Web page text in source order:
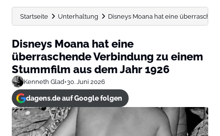
Startseite Unterhaltung Disneys Moana hat eine
Disneys Moana hat eine
überraschende Verbindung zu einem
Stummfilm aus dem Jahr 1926
Kenneth Glad•30. Juni 2026
dagens.de auf Google folgen